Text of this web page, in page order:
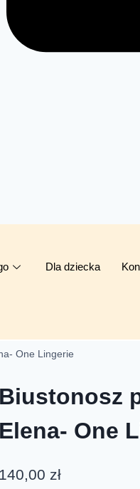
Dla dziecka
One Lingerie
Biustonosz
Elena- One
140,00 zł